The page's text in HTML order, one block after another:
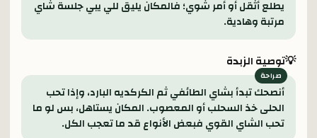
يطلع أثقل أو أمر شوي؛ فالمكان يليق للي يبي جلسة شاي
مرتبة وهادية.
💡توصية الزبدة
أنصحك تبدأ بشاي الطائفي ثم الكركديه البارد، وإذا تحب
الحلى خذ السحلب أو المعصوب. المكان يستاهل، بس لو ما
تحب الشاي القوي فبعض الأنواع قد ما تعجب الكل.